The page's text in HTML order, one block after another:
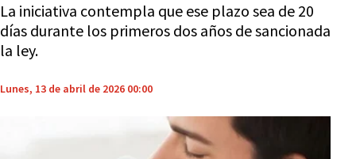
La iniciativa contempla que ese plazo sea de 20
días durante los primeros dos años de sancionada
la ley.
Lunes, 13 de abril de 2026 00:00